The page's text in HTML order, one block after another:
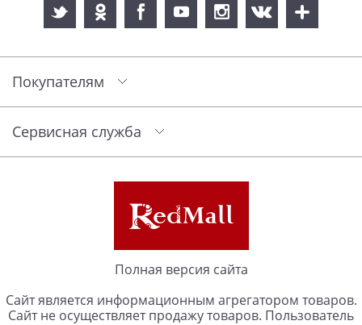
Покупателям
Сервисная служба
Полная версия сайта
Сайт является информационным агрегатором товаров.
Сайт не осуществляет продажу товаров. Пользователь